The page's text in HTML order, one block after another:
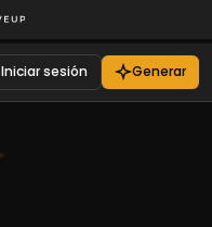
Iniciar sesión Generar